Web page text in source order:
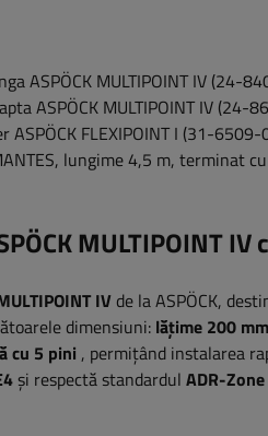
ASPÖCK MULTIPOINT IV (24-
ASPÖCK MULTIPOINT IV (24-
ASPÖCK FLEXIPOINT I (31-6509-
lungime 4,5 m, terminat
MULTIPOINTIV
IV de la ASPÖCK,
dimensiuni: lățime 200
cu 5 pini , permițând instalarea
și respectă standardul ADR-